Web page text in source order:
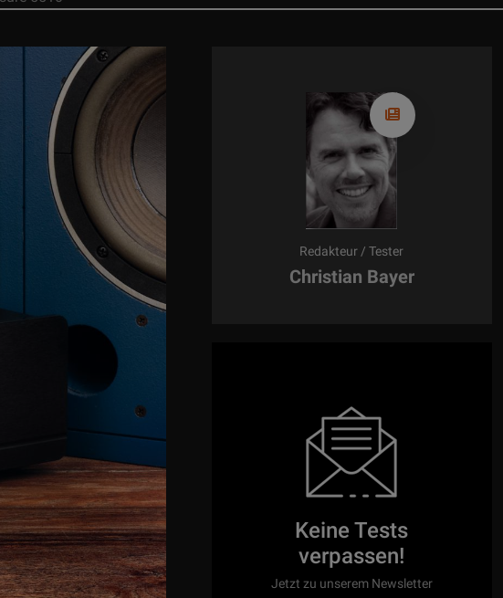
Silent Pound zu Gast bei AHP (im Siegerland)
nach 20 Jahren mit dem ATC-6 Röhrenvorverstärker den
Nachfolger...
NEWS:
Neue Lautsprecherlinie von Wharfedale
NEWS:
Revival Audio stellt ATALANTE Grande Réserve vor
Neues bei Applied Acoustics
bei Aura HiFi in Essen, Nordrhein-Westfalen, Deutschland
PHONOSOPHIE Präsentation im Weingut von Winning
bei ROSE-HANDWERK: Ingenieurskunst trifft auf Klanggenuss
für kompromisslosen Klang – Lundahl jetzt bei BTB Elektronik
Product Of The Year 2025/26 Tonabnehmer:: OTTA Mandolin
Year 2025/26 Plattenspieler: Thales Elegance / Simplicity II
Neues Lautsprecher-Flaggschiff Nubert nuVero nova 18
Redakteur / Tester
Christian Bayer
Keine Tests
verpassen!
Jetzt zu unserem Newsletter